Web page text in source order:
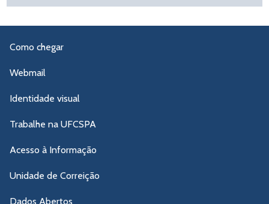
Como chegar
Webmail
Identidade visual
Trabalhe na UFCSPA
Acesso à Informação
Unidade de Correição
Dados Abertos